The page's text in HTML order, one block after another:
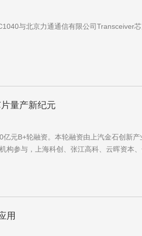
与北京力通通信有限公司
量产新纪元
亿元B+轮融资。本轮融资由上汽金石创新
参与，上海科创、张江高科、云晖资本
用